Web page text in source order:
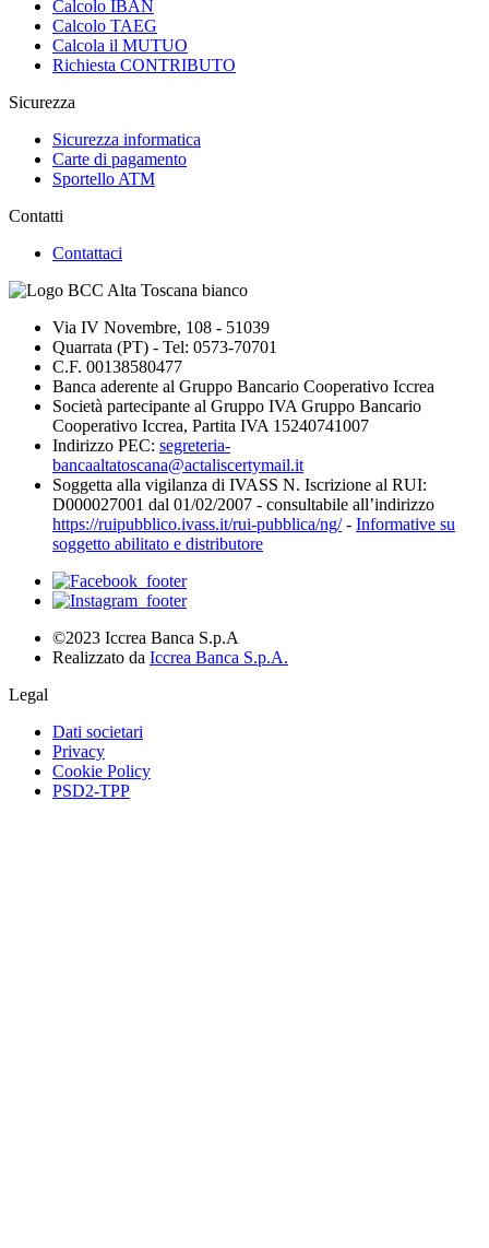
Calcolo IBAN
Calcolo TAEG
Calcola il MUTUO
Richiesta CONTRIBUTO
Sicurezza
Sicurezza informatica
Carte di pagamento
Sportello ATM
Contatti
Contattaci
Via IV Novembre, 108 - 51039
Quarrata (PT) - Tel: 0573-70701
C.F. 00138580477
Banca aderente al Gruppo Bancario Cooperativo Iccrea
Società partecipante al Gruppo IVA Gruppo Bancario
Cooperativo Iccrea, Partita IVA 15240741007
Indirizzo PEC: segreteria-
bancaaltatoscana@actaliscertymail.it
Soggetta alla vigilanza di IVASS N. Iscrizione al RUI:
D000027001 dal 01/02/2007 - consultabile all’indirizzo
https://ruipubblico.ivass.it/rui-pubblica/ng/- Informative su
soggetto abilitato e distributore
©2023 Iccrea Banca S.p.A
Realizzato da Iccrea Banca S.p.A.
Legal
Dati societari
Privacy
Cookie Policy
PSD2-TPP